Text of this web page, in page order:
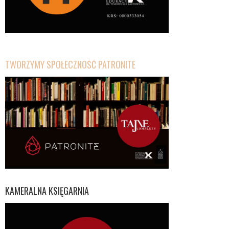
TWORZYMY SPOŁECZNOŚĆ PATRONITE
KAMERALNA KSIĘGARNIA